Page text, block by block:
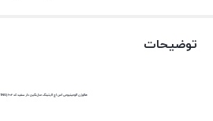
توضیحات
هالوژن آلومینیومی اس اچ لایتینگ مدل نگین دار سفید کد 602 (SH.LIGHTING)